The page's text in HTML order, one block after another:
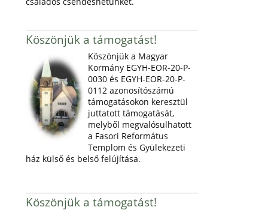
Köszönjük a támogatást!
Köszönjük a Magyar
Kormány EGYH-EOR-20-P-
0030 és EGYH-EOR-20-P-
0112 azonosítószámú
támogatásokon keresztül
juttatott támogatását,
melyből megvalósulhatott
a Fasori Református
Templom és Gyülekezeti
ház külső és belső felújítása.
Köszönjük a támogatást!